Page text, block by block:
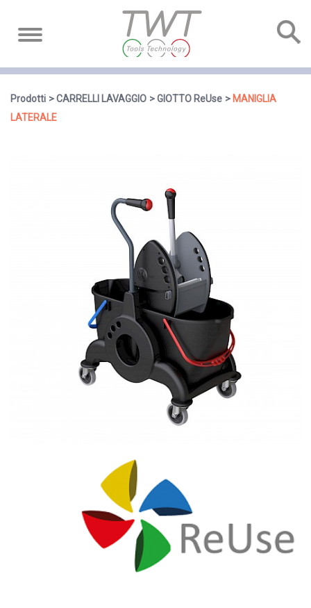
Prodotti CARRELLI LAVAGGIO GIOTTO ReUse
MANIGLIA
LATERALE